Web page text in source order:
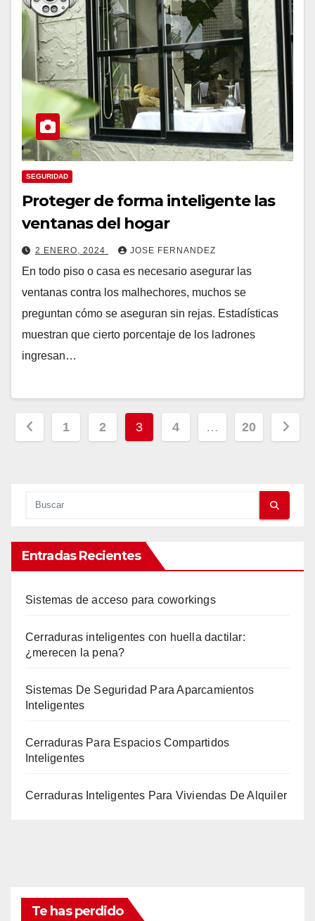
SEGURIDAD
Proteger de forma inteligente las
ventanas del hogar
2 ENERO, 2024 JOSE FERNANDEZ
En todo piso o casa es necesario asegurar las
ventanas contra los malhechores, muchos se
preguntan cómo se aseguran sin rejas. Estadísticas
muestran que cierto porcentaje de los ladrones
ingresan…
Paginación
1 2 3 4 … 20
Entradas Recientes
Sistemas de acceso para coworkings
Cerraduras inteligentes con huella dactilar:
¿merecen la pena?
Sistemas De Seguridad Para Aparcamientos
Inteligentes
Cerraduras Para Espacios Compartidos
Inteligentes
Cerraduras Inteligentes Para Viviendas De Alquiler
Te has perdido